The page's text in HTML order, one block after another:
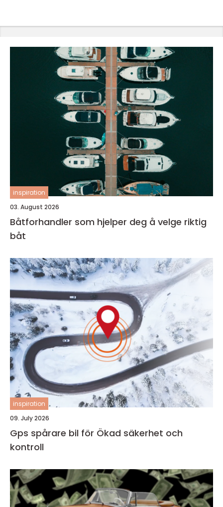
inspiration
03. August 2026
Båtforhandler som hjelper deg å velge riktig
båt
inspiration
09. July 2026
Gps spårare bil för Ökad säkerhet och
kontroll